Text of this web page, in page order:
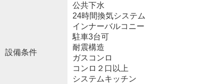
設備条件
公共下水
24時間換気システム
インナーバルコニー
駐車3台可
耐震構造
ガスコンロ
コンロ２口以上
システムキッチン